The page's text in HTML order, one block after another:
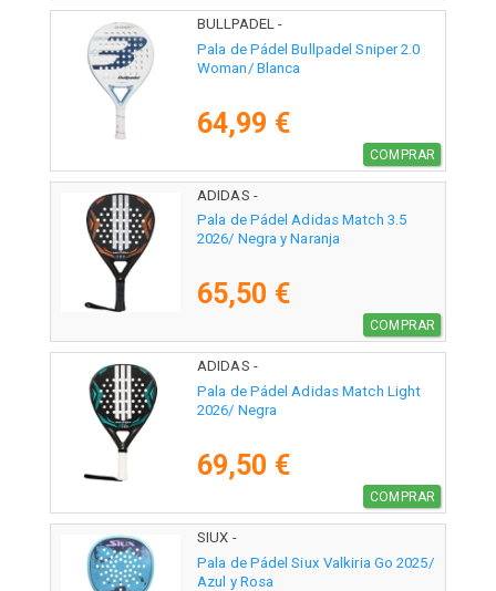
BULLPADEL -
Pala de Pádel Bullpadel Sniper 2.0
Woman/ Blanca
64,99 €
COMPRAR
ADIDAS -
Pala de Pádel Adidas Match 3.5
2026/ Negra y Naranja
65,50 €
COMPRAR
ADIDAS -
Pala de Pádel Adidas Match Light
2026/ Negra
69,50 €
COMPRAR
SIUX -
Pala de Pádel Siux Valkiria Go 2025/
Azul y Rosa